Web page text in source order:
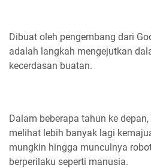
Dibuat oleh pengembang dari
adalah langkah mengejutkan
kecerdasan buatan.
Dalam beberapa tahun ke
melihat lebih banyak lagi
mungkin hingga munculnya
berperilaku seperti manusia.